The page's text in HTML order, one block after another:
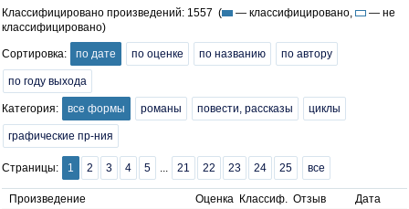
Классифицировано произведений: 1557 (
— классифицировано,
— не
классифицировано)
Сортировка: по дате по оценке по названию по автору
по году выхода
Категория: все формы романы повести, рассказы циклы
графические пр-ния
Страницы: 1 2 3 4 5 ... 21 22 23 24 25 все
Произведение Оценка Классиф. Отзыв
Дата